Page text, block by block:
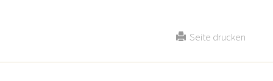
Seite drucken